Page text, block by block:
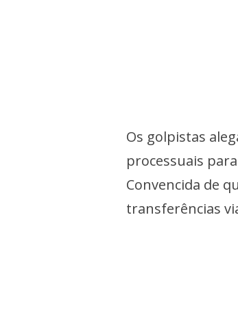
Os golpistas
processuais
Convencida de
transferências